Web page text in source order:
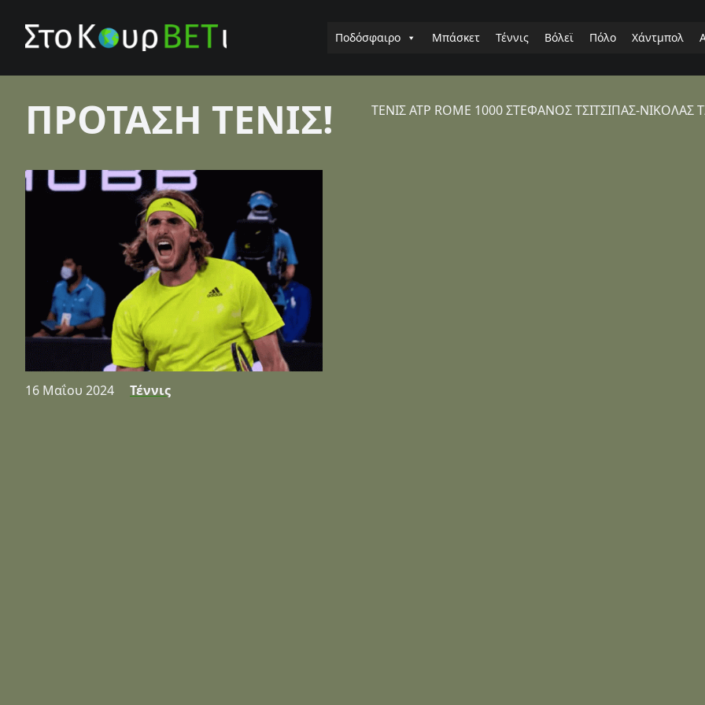
Ποδόσφαιρο Μπάσκετ Τέννις Βόλεϊ Πόλο Χάντμπολ
ΠΡΟΤΑΣΗ ΤΕΝΙΣ!
16 Μαΐου 2024 Τέννις
ΤΕΝΙΣ ATP ROME 1000 ΣΤΕΦΑΝΟΣ ΤΣΙΤΣΙΠΑΣ-